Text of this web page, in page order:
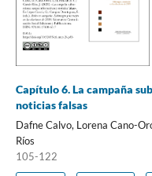
Capítulo 6. La campaña
noticias falsas
Dafne Calvo, Lorena Cano-
Ríos
105-122